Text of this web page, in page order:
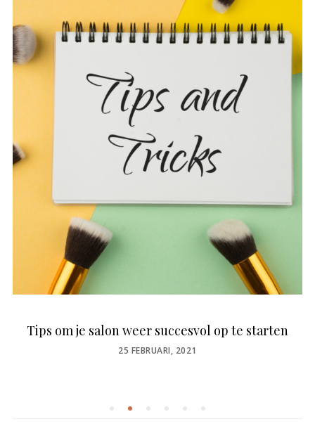
Tips om je salon weer succesvol op te starten
POSTED
25 FEBRUARI, 2021